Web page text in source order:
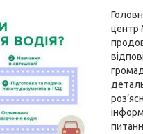
центр